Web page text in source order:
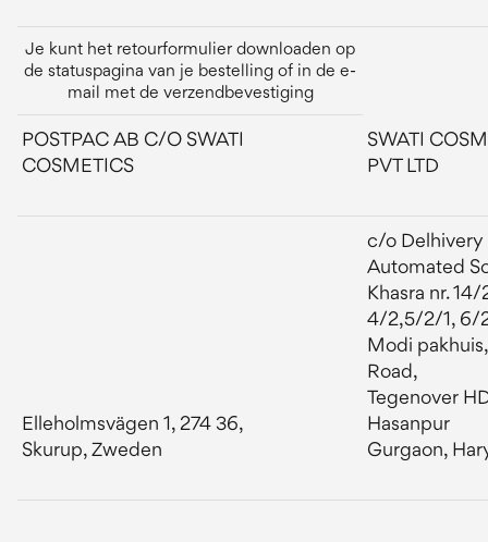
Je kunt het retourformulier downloaden op
de statuspagina van je bestelling of in de e-
mail met de verzendbevestiging
POSTPAC AB C/O SWATI
COSMETICS
SWATI
PVT LTD
Elleholmsvägen 1, 274 36,
Skurup, Zweden
c/o Delhivery
Automated
Khasra nr.
4/2,5/2/1, 6/
Modi
Road,
Tegenover
Hasanpur
Gurgaon,